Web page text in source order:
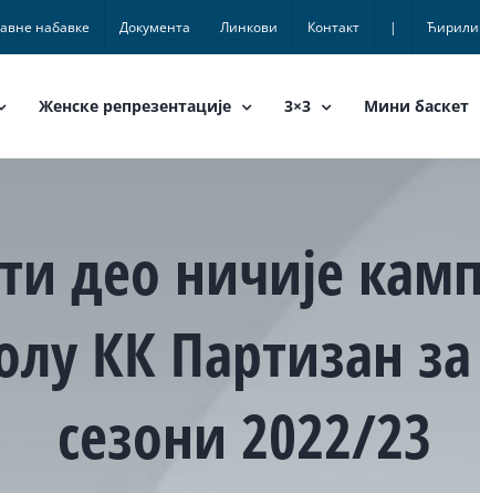
набавке Документа Линкови Контакт |
Женске репрезентације 3×3 Мини баскет
део ничије
КК Партизан
сезони 2022/23